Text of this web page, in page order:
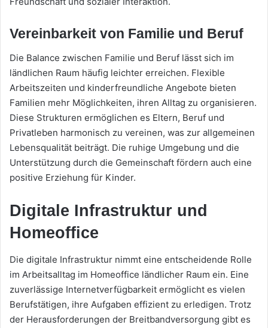
Vereinbarkeit von Familie und Beruf
Die Balance zwischen Familie und Beruf lässt sich im
ländlichen Raum häufig leichter erreichen. Flexible
Arbeitszeiten und kinderfreundliche Angebote bieten
Familien mehr Möglichkeiten, ihren Alltag zu organisieren.
Diese Strukturen ermöglichen es Eltern, Beruf und
Privatleben harmonisch zu vereinen, was zur allgemeinen
Lebensqualität beiträgt. Die ruhige Umgebung und die
Unterstützung durch die Gemeinschaft fördern auch eine
positive Erziehung für Kinder.
Digitale Infrastruktur und
Homeoffice
Die digitale Infrastruktur nimmt eine entscheidende Rolle
im Arbeitsalltag im Homeoffice ländlicher Raum ein. Eine
zuverlässige Internetverfügbarkeit ermöglicht es vielen
Berufstätigen, ihre Aufgaben effizient zu erledigen. Trotz
der Herausforderungen der Breitbandversorgung gibt es